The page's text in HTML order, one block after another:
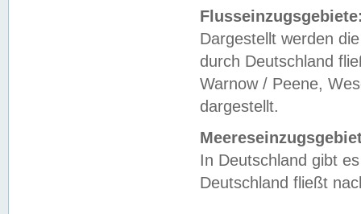
Dargestellt werden
durch Deutschland
Warnow / Peene,
dargestellt.
In Deutschland gibt
Deutschland fließt